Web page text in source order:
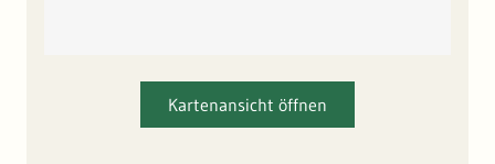
Kartenansicht öffnen